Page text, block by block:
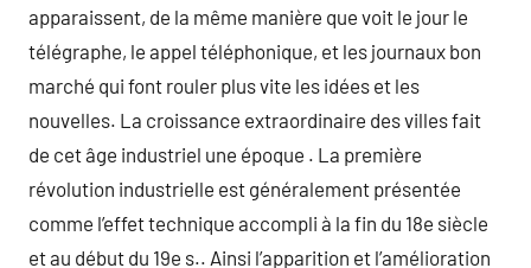
apparaissent, de la même manière que voit le jour le
télégraphe, le appel téléphonique, et les journaux bon
marché qui font rouler plus vite les idées et les
nouvelles. La croissance extraordinaire des villes fait
de cet âge industriel une époque . La première
révolution industrielle est généralement présentée
comme l’effet technique accompli à la fin du 18e siècle
et au début du 19e s.. Ainsi l’apparition et l’amélioration